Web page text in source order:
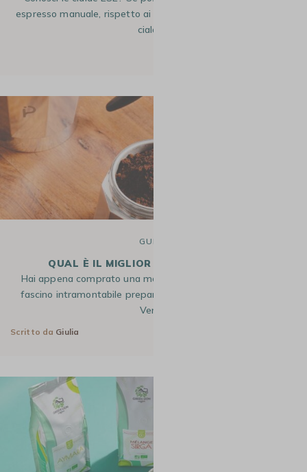
espresso manuale, rispetto ai chicchi di caffè, questa piccola
cialda…
GUIDE
QUAL È IL MIGLIOR CAFFÈ PER MOKA ?
Hai appena comprato una moka e vuoi goderti tutto il suo
fascino intramontabile preparando un caffè ricco di aromi?
Vera…
Scritto da Giulia